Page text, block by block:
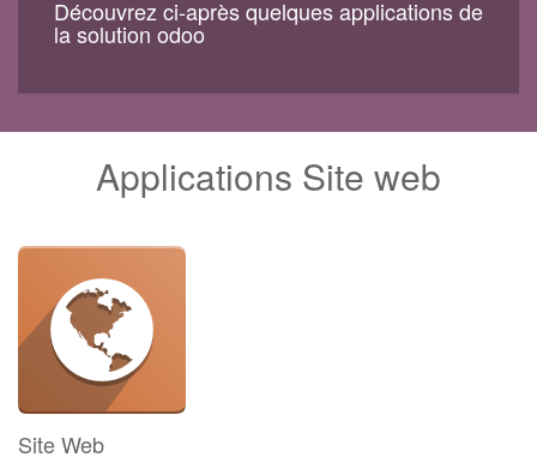
Découvrez ci-après quelques applications de
la solution odoo
Applications Site web
Site Web